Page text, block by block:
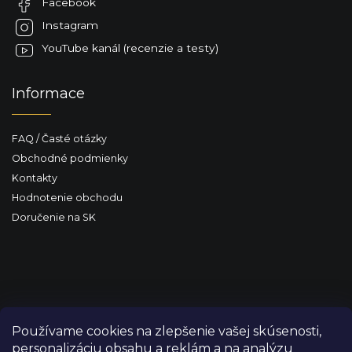
Používame cookies na zlepšenie vašej skúsenosti,
personalizáciu obsahu a reklám a na analýzu
Instagram
YouTube kanál (recenzie a testy)
Informace
FAQ / Časté otázky
Obchodné podmienky
Kontakty
Hodnotenie obchodu
Doručenie na SK